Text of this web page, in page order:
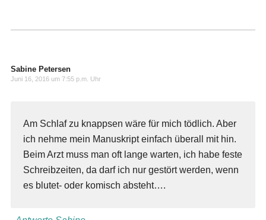
Sabine Petersen
Juni 16, 2016 um 7:55 p.m. Uhr
Am Schlaf zu knappsen wäre für mich tödlich. Aber
ich nehme mein Manuskript einfach überall mit hin.
Beim Arzt muss man oft lange warten, ich habe feste
Schreibzeiten, da darf ich nur gestört werden, wenn
es blutet- oder komisch absteht….